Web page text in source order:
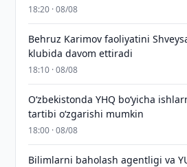
18:20 · 08/08
Behruz Karimov faoliyatini
klubida davom ettiradi
18:10 · 08/08
O‘zbekistonda YHQ bo‘yicha
tartibi o‘zgarishi mumkin
18:00 · 08/08
Bilimlarni baholash agentligi va